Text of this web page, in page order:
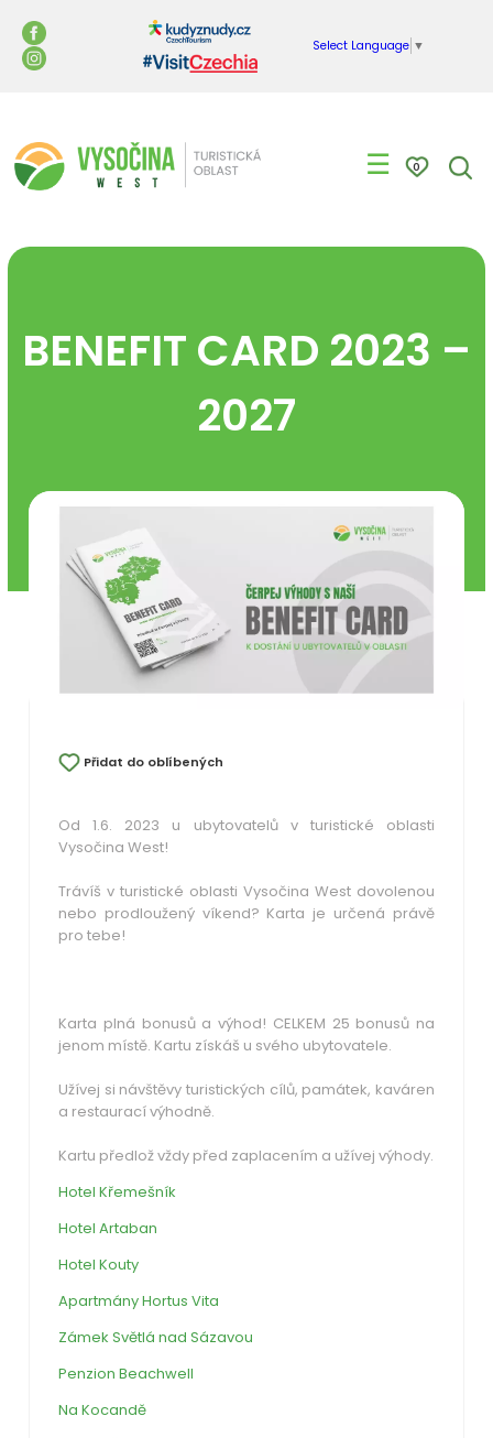
Select Language ▼
☰ 0
BENEFIT CARD 2023 –
2027
Přidat do oblíbených
Od 1.6. 2023 u ubytovatelů v turistické oblasti
Vysočina West!
Trávíš v turistické oblasti Vysočina West dovolenou
nebo prodloužený víkend? Karta je určená právě
pro tebe!
Karta plná bonusů a výhod! CELKEM 25 bonusů na
jenom místě. Kartu získáš u svého ubytovatele.
Užívej si návštěvy turistických cílů, památek, kaváren
a restaurací výhodně.
Kartu předlož vždy před zaplacením a užívej výhody.
Hotel Křemešník
Hotel Artaban
Hotel Kouty
Apartmány Hortus Vita
Zámek Světlá nad Sázavou
Penzion Beachwell
Na Kocandě